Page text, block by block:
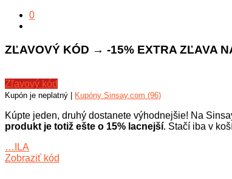
0
ZĽAVOVÝ KÓD → -15% EXTRA ZĽAVA
Zľavový kód
Kupón je neplatný | Kupóny Sinsay.com (96)
Kúpte jeden, druhý dostanete výhodnejšie! Na
produkt je totiž ešte o 15% lacnejší. Stačí iba v
…ILA
Zobraziť kód